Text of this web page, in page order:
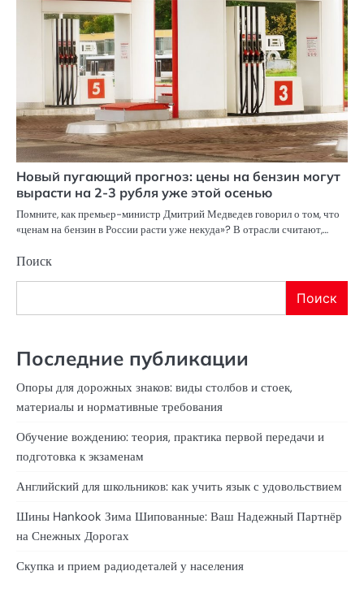
Новый пугающий прогноз: цены на бензин могут
вырасти на 2-3 рубля уже этой осенью
Помните, как премьер-министр Дмитрий Медведев говорил о том, что
«ценам на бензин в России расти уже некуда»? В отрасли считают,…
Поиск
Поиск
Последние публикации
Опоры для дорожных знаков: виды столбов и стоек,
материалы и нормативные требования
Обучение вождению: теория, практика первой передачи и
подготовка к экзаменам
Английский для школьников: как учить язык с удовольствием
Шины Hankook Зима Шипованные: Ваш Надежный Партнёр
на Снежных Дорогах
Скупка и прием радиодеталей у населения